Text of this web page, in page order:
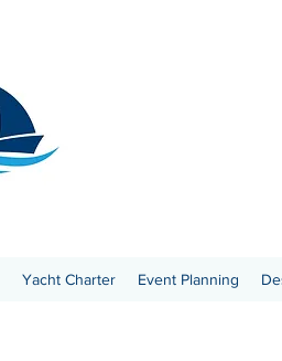
Yacht Charter Event Planning